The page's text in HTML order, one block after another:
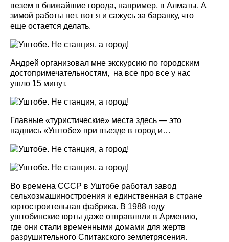
везем в ближайшие города, например, в Алматы. А
зимой работы нет, вот я и сажусь за баранку, что
еще остается делать.
Андрей организовал мне экскурсию по городским
достопримечательностям, на все про все у нас
ушло 15 минут.
Главные «туристические» места здесь — это
надпись «Уштобе» при въезде в город и…
Во времена СССР в Уштобе работал завод
сельхозмашиностроения и единственная в стране
юртостроительная фабрика. В 1988 году
уштобинские юрты даже отправляли в Армению,
где они стали временными домами для жертв
разрушительного Спитакского землетрясения.